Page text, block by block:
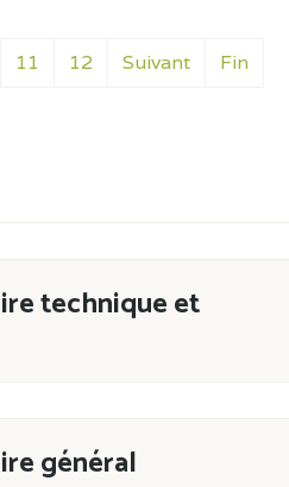
11 12 Suivant Fin
technique et
général